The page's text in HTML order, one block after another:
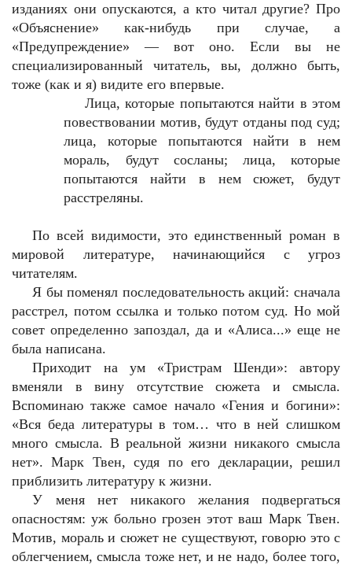
изданиях они опускаются, а кто читал другие? Про
«Объяснение» как-нибудь при случае, а
«Предупреждение» — вот оно. Если вы не
специализированный читатель, вы, должно быть,
тоже (как и я) видите его впервые.
Лица, которые попытаются найти в этом
повествовании мотив, будут отданы под суд;
лица, которые попытаются найти в нем
мораль, будут сосланы; лица, которые
попытаются найти в нем сюжет, будут
расстреляны.
По всей видимости, это единственный роман в
мировой литературе, начинающийся с угроз
читателям.
Я бы поменял последовательность акций: сначала
расстрел, потом ссылка и только потом суд. Но мой
совет определенно запоздал, да и «Алиса...» еще не
была написана.
Приходит на ум «Тристрам Шенди»: автору
вменяли в вину отсутствие сюжета и смысла.
Вспоминаю также самое начало «Гения и богини»:
«Вся беда литературы в том… что в ней слишком
много смысла. В реальной жизни никакого смысла
нет». Марк Твен, судя по его декларации, решил
приблизить литературу к жизни.
У меня нет никакого желания подвергаться
опасностям: уж больно грозен этот ваш Марк Твен.
Мотив, мораль и сюжет не существуют, говорю это с
облегчением, смысла тоже нет, и не надо, более того,